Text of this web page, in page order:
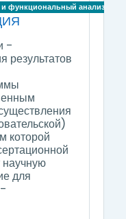
и функциональный анализ
-
результатов
которой
научную
для